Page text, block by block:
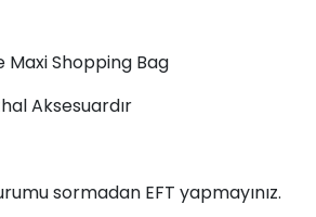
Maxi Shopping Bag
Aksesuardır
sormadan EFT yapmayınız.